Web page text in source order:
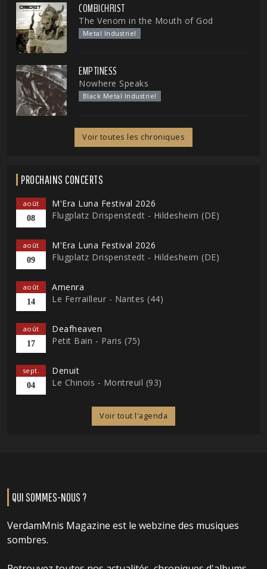
COMBICHRIST
The Venom in the Mouth of God
Metal Industriel
EMPTINESS
Nowhere Speaks
Black Metal Industriel
Voir toutes les chroniques
PROCHAINS CONCERTS
août
08
M'Era Luna Festival 2026
Flugplatz Drispenstedt - Hildesheim (DE)
août
09
M'Era Luna Festival 2026
Flugplatz Drispenstedt - Hildesheim (DE)
août
14
Amenra
Le Ferrailleur - Nantes (44)
août
17
Deafheaven
Petit Bain - Paris (75)
sept.
04
Denuit
Le Chinois - Montreuil (93)
Voir tout l'agenda
QUI SOMMES-NOUS ?
VerdamMnis Magazine est le webzine des musiques
sombres.